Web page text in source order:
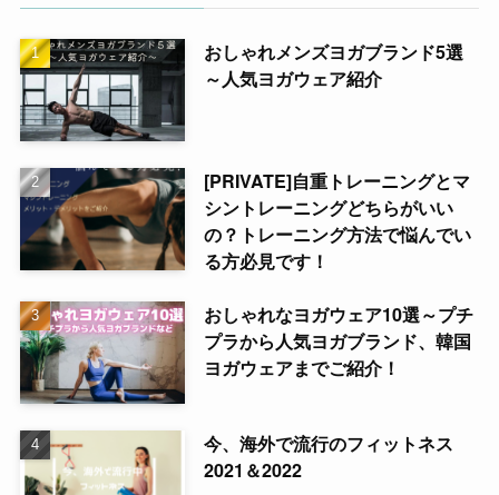
おしゃれメンズヨガブランド5選
～人気ヨガウェア紹介
[PRIVATE]自重トレーニングとマ
シントレーニングどちらがいい
の？トレーニング方法で悩んでい
る方必見です！
おしゃれなヨガウェア10選～プチ
プラから人気ヨガブランド、韓国
ヨガウェアまでご紹介！
今、海外で流行のフィットネス
2021＆2022